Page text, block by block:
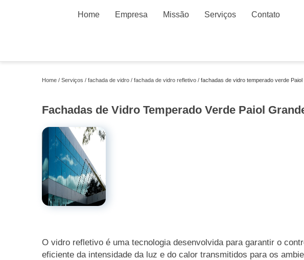
Home Empresa Missão Serviços Contato
Home Serviços fachada de vidro fachada de vidro refletivo fachadas de vidro temperado verde Paiol
Fachadas de Vidro Temperado Verde Paiol
O vidro refletivo é uma tecnologia desenvolvida para garantir o
eficiente da intensidade da luz e do calor transmitidos para os